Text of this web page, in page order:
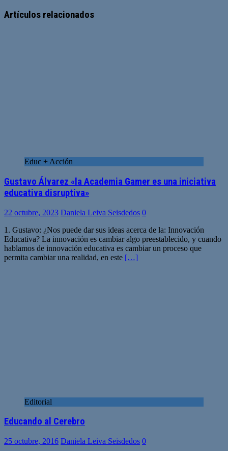
web
Artículos relacionados
Educ + Acción
Gustavo Álvarez «la Academia Gamer es una iniciativa
educativa disruptiva»
22 octubre, 2023 Daniela Leiva Seisdedos 0
1. Gustavo: ¿Nos puede dar sus ideas acerca de la: Innovación
Educativa? La innovación es cambiar algo preestablecido, y cuando
hablamos de innovación educativa es cambiar un proceso que
permita cambiar una realidad, en este […]
Editorial
Educando al Cerebro
25 octubre, 2016 Daniela Leiva Seisdedos 0